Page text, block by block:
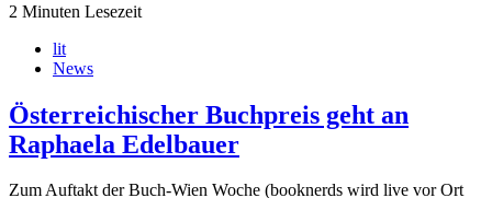
2 Minuten Lesezeit
lit
News
Österreichischer Buchpreis geht an
Raphaela Edelbauer
Zum Auftakt der Buch-Wien Woche (booknerds wird live vor Ort